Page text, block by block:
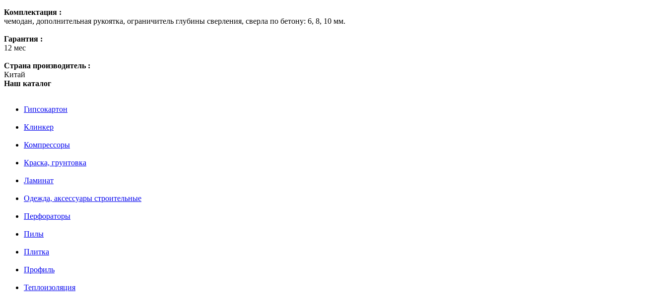
Комплектация :
чемодан, дополнительная рукоятка, ограничитель глубины сверления, сверла по бетону: 6, 8, 10 мм.
Гарантия :
12 мес
Страна производитель :
Китай
Наш каталог
Гипсокартон
Клинкер
Компрессоры
Краска, грунтовка
Ламинат
Одежда, аксессуары строительные
Перфораторы
Пилы
Плитка
Профиль
Теплоизоляция